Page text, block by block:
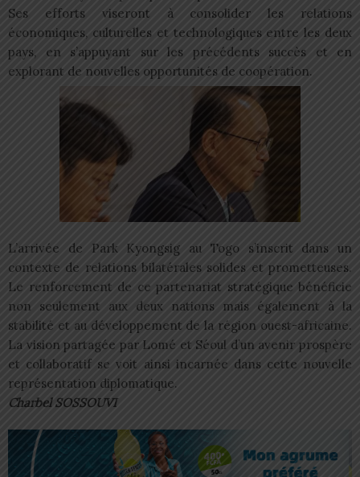
Ses efforts viseront à consolider les relations
économiques, culturelles et technologiques entre les deux
pays, en s’appuyant sur les précédents succès et en
explorant de nouvelles opportunités de coopération.
L’arrivée de Park Kyongsig au Togo s’inscrit dans un
contexte de relations bilatérales solides et prometteuses.
Le renforcement de ce partenariat stratégique bénéficie
non seulement aux deux nations mais également à la
stabilité et au développement de la région ouest-africaine.
La vision partagée par Lomé et Séoul d’un avenir prospère
et collaboratif se voit ainsi incarnée dans cette nouvelle
représentation diplomatique.
Charbel SOSSOUVI